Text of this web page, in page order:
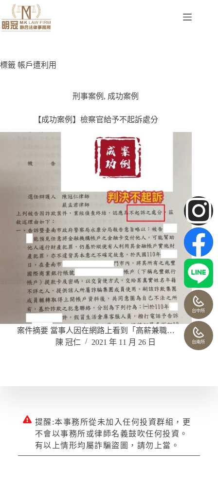
標籤 帳戶遭利用
刑事案例 , 成功案例
【成功案例】檢察官給予不起訴處分
案件摘要 當事人因在網路上看到「高薪兼職…
陳 冠仁
2021 年 11 月 26 日
提醒:本事務所從未加入任何投資群組，更
不會以事務所或律師名義鼓吹任何投資。
有以上情形均屬詐騙盜圖，請勿上當。
台中所
台南所